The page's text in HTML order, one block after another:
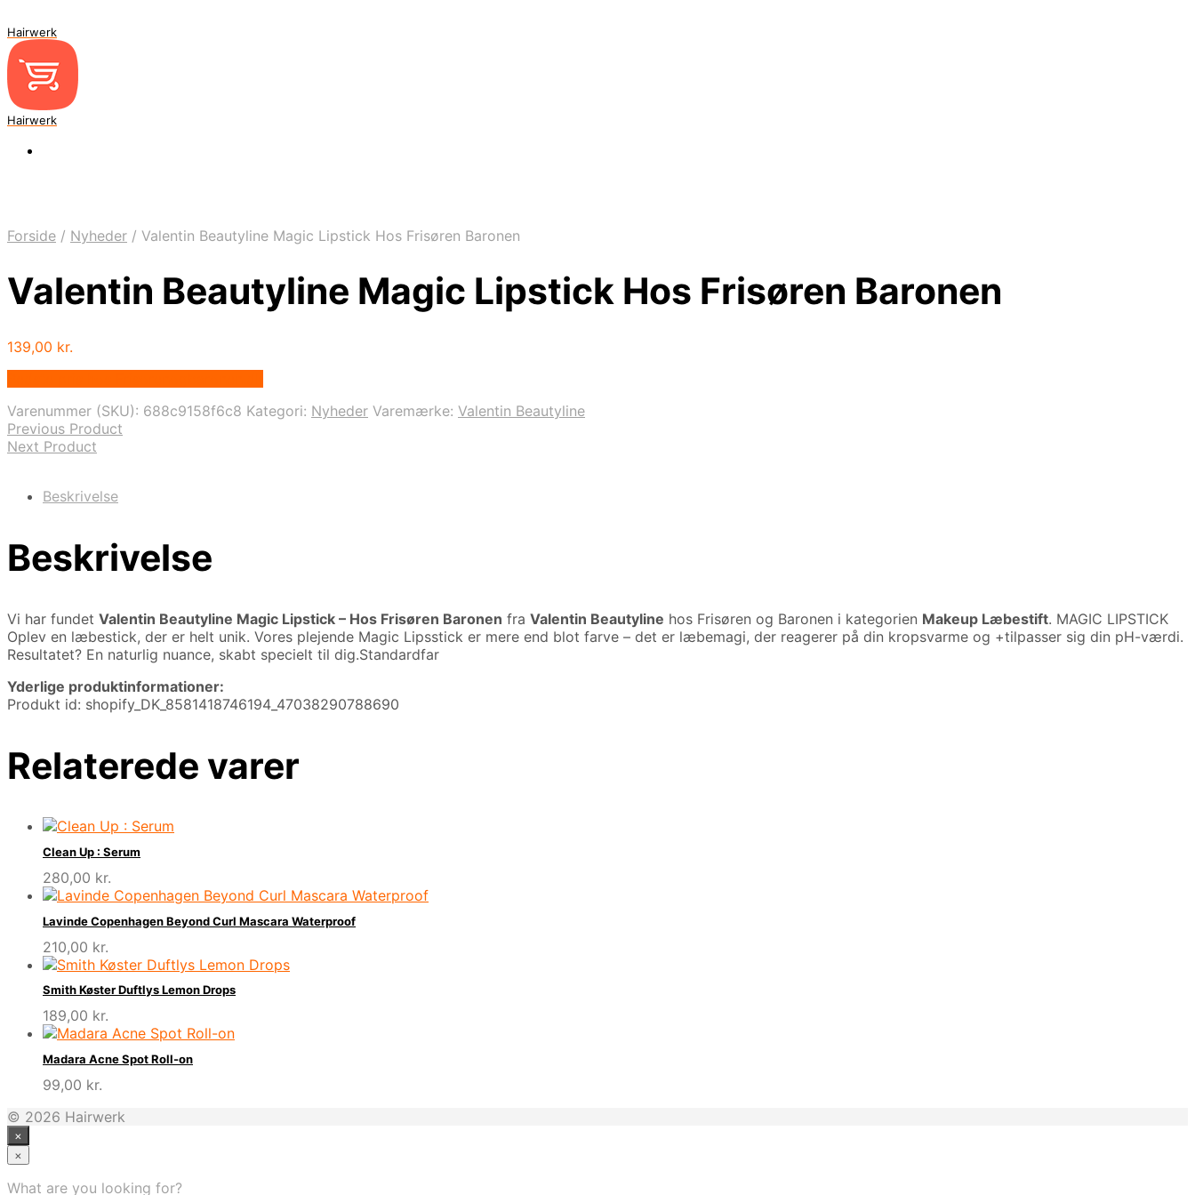
Hairwerk
Hairwerk
Forside / Nyheder / Valentin Beautyline Magic Lipstick Hos Frisøren Baronen
Valentin Beautyline Magic Lipstick Hos Frisøren Baronen
139,00 kr.
Varenummer (SKU): 688c9158f6c8 Kategori: Nyheder Varemærke: Valentin Beautyline
Previous Product
Next Product
Beskrivelse
Beskrivelse
Vi har fundet Valentin Beautyline Magic Lipstick – Hos Frisøren Baronen fra Valentin Beautyline hos Frisøren og Baronen i kategorien Makeup Læbestift. MAGIC LIPSTICK
Oplev en læbestick, der er helt unik. Vores plejende Magic Lipsstick er mere end blot farve – det er læbemagi, der reagerer på din kropsvarme og +tilpasser sig din pH-værdi.
Resultatet? En naturlig nuance, skabt specielt til dig.Standardfar
Yderlige produktinformationer:
Produkt id: shopify_DK_8581418746194_47038290788690
Relaterede varer
Clean Up : Serum
280,00 kr.
Lavinde Copenhagen Beyond Curl Mascara Waterproof
210,00 kr.
Smith Køster Duftlys Lemon Drops
189,00 kr.
Madara Acne Spot Roll-on
99,00 kr.
© 2026 Hairwerk
×
×
What are you looking for?